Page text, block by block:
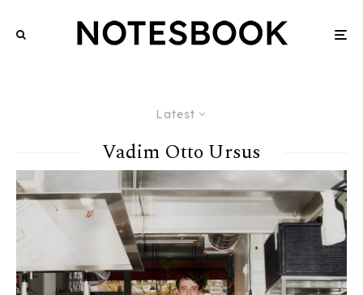
Latest
Vadim Otto Ursus